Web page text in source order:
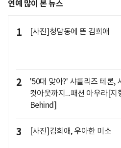
연예 많이 본 뉴스
1 [사진]청담동에 뜬 김희애
2
'50대 맞아?' 샤를리즈 테론,
컷아웃까지...패션 아우라[지
Behind]
3 [사진]김희애, 우아한 미소